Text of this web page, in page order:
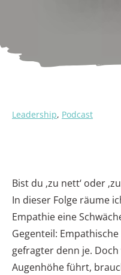
Leadership, Podcast
Bist du ‚zu nett‘ oder
In dieser Folge räume
Empathie eine
Gegenteil:
gefragter denn je.
Augenhöhe führt,